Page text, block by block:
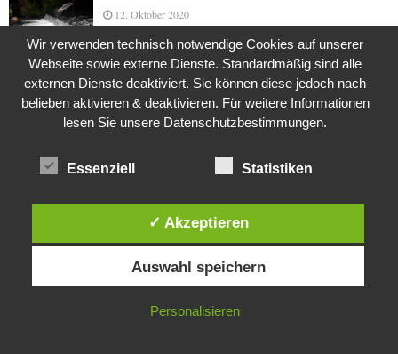
12. Oktober 2020
Die Geschichte der Kubushäuser
9. Juli 2018
Was ist denn das? -Mars „SOL 735“ Rover Curiosity
Die Straße radikalisiert jeden Tag ein Stückchen
mehr
26. Oktober 2015
Diese Website verwendet Cookies. Durch die weitere Nutzung dieser
Website stimmst du der Verwendung von Cookies zu.
IN ORDNUNG
Wir verwenden technisch notwendige Cookies auf unserer
Webseite sowie externe Dienste. Standardmäßig sind alle
externen Dienste deaktiviert. Sie können diese jedoch nach
belieben aktivieren & deaktivieren. Für weitere Informationen
lesen Sie unsere Datenschutzbestimmungen.
Essenziell Statistiken
✓ Akzeptieren
Auswahl speichern
Personalisieren